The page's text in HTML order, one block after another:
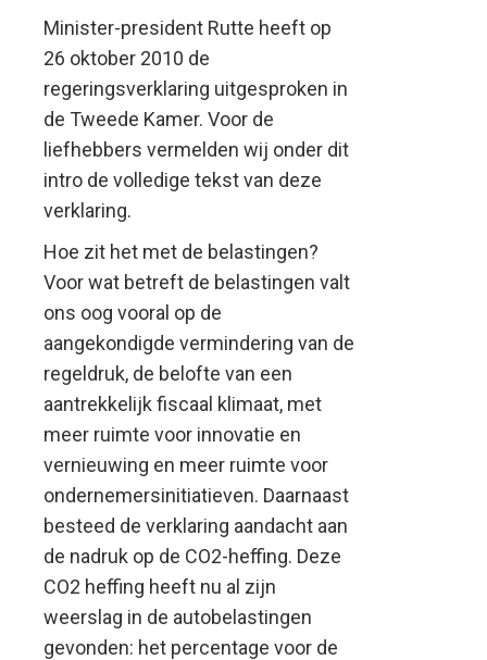
Minister-president Rutte heeft op
26 oktober 2010 de
regeringsverklaring uitgesproken in
de Tweede Kamer. Voor de
liefhebbers vermelden wij onder dit
intro de volledige tekst van deze
verklaring.
Hoe zit het met de belastingen?
Voor wat betreft de belastingen valt
ons oog vooral op de
aangekondigde vermindering van de
regeldruk, de belofte van een
aantrekkelijk fiscaal klimaat, met
meer ruimte voor innovatie en
vernieuwing en meer ruimte voor
ondernemersinitiatieven. Daarnaast
besteed de verklaring aandacht aan
de nadruk op de CO2-heffing. Deze
CO2 heffing heeft nu al zijn
weerslag in de autobelastingen
gevonden: het percentage voor de